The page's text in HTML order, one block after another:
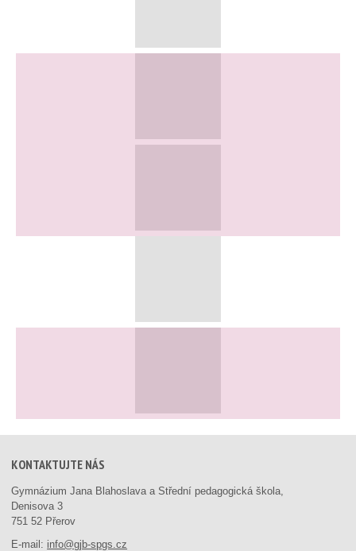
KONTAKTUJTE NÁS
Gymnázium Jana Blahoslava a Střední pedagogická škola,
Denisova 3
751 52 Přerov
E-mail: info@gjb-spgs.cz